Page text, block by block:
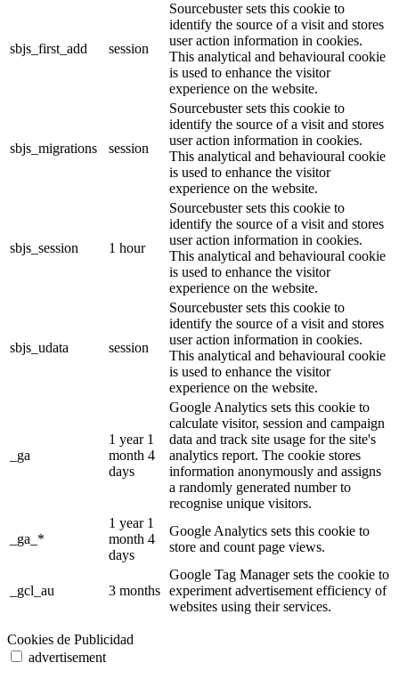
sbjs_first_add session
Sourcebuster sets this cookie to
identify the source of a visit and stores
user action information in cookies.
This analytical and behavioural cookie
is used to enhance the visitor
experience on the website.
sbjs_migrations session
Sourcebuster sets this cookie to
identify the source of a visit and stores
user action information in cookies.
This analytical and behavioural cookie
is used to enhance the visitor
experience on the website.
sbjs_session 1 hour
Sourcebuster sets this cookie to
identify the source of a visit and stores
user action information in cookies.
This analytical and behavioural cookie
is used to enhance the visitor
experience on the website.
sbjs_udata session
Sourcebuster sets this cookie to
identify the source of a visit and stores
user action information in cookies.
This analytical and behavioural cookie
is used to enhance the visitor
experience on the website.
_ga
1 year 1
month 4
days
Google Analytics sets this cookie to
calculate visitor, session and campaign
data and track site usage for the site's
analytics report. The cookie stores
information anonymously and assigns
a randomly generated number to
recognise unique visitors.
_ga_*
1 year 1
month 4
days
Google Analytics sets this cookie to
store and count page views.
_gcl_au 3 months
Google Tag Manager sets the cookie to
experiment advertisement efficiency of
websites using their services.
Cookies de Publicidad
advertisement